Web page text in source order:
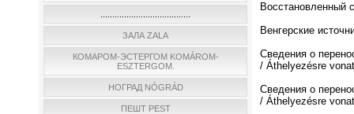
ЗАЛА ZALA
КОМАРОМ-ЭСТЕРГОМ KOMÁROM-
ESZTERGOM.
НОГРАД NÓGRÁD
ПЕШТ PEST
Восстановленный
Венгерские
Сведения о
/ Áthelyezésre
Сведения о
/ Áthelyezésre